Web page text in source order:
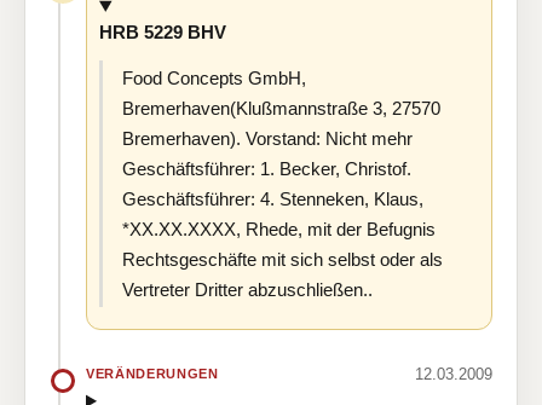
HRB 5229 BHV
Food Concepts GmbH,
Bremerhaven(Klußmannstraße 3, 27570
Bremerhaven). Vorstand: Nicht mehr
Geschäftsführer: 1. Becker, Christof.
Geschäftsführer: 4. Stenneken, Klaus,
*XX.XX.XXXX, Rhede, mit der Befugnis
Rechtsgeschäfte mit sich selbst oder als
Vertreter Dritter abzuschließen..
VERÄNDERUNGEN 12.03.2009